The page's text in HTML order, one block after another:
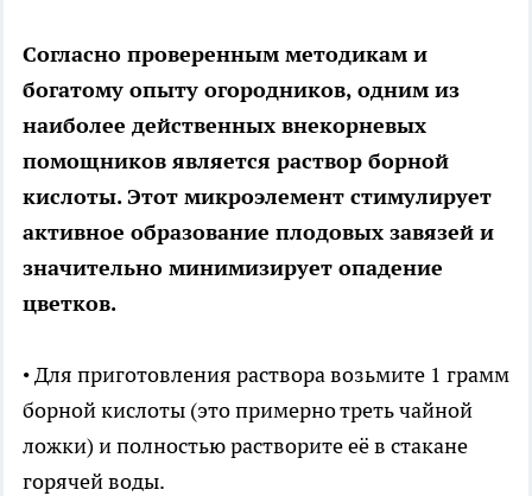
Согласно проверенным методикам и
богатому опыту огородников, одним из
наиболее действенных внекорневых
помощников является раствор борной
кислоты. Этот микроэлемент стимулирует
активное образование плодовых завязей и
значительно минимизирует опадение
цветков.
• Для приготовления раствора возьмите 1 грамм
борной кислоты (это примерно треть чайной
ложки) и полностью растворите её в стакане
горячей воды.